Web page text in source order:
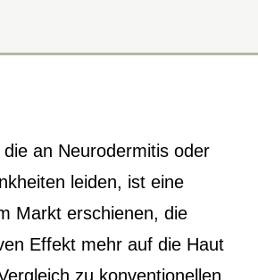
die an Neurodermitis oder
leiden, ist eine
Markt erschienen, die
Effekt mehr auf die Haut
zu konventionellen